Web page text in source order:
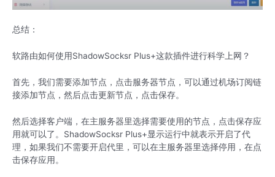
总结：
软路由如何使用ShadowSocksr Plus+这款插件进行科学上网？
首先，我们需要添加节点，点击服务器节点，可以通过机场订阅链
接添加节点，然后点击更新节点，点击保存。
然后选择客户端，在主服务器里选择需要使用的节点，点击保存应
用就可以了。ShadowSocksr Plus+显示运行中就表示开启了代
理，如果我们不需要开启代里，可以在主服务器里选择停用，在点
击保存应用。